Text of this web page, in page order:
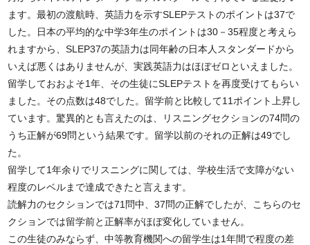
ます。最初の渡航時、英語力を示すSLEPテストのポイントは37で
した。日本の平均的な中学3年生のポイントは30－35程度と考えら
れますから、SLEP37の英語力は同年齢の日本人スタンダードから
いえば悪くはありませんが、実践英語力はほぼゼロといえました。
留学しておおよそ1年、その生徒にSLEPテストを再度受けてもらい
ました。その点数は48でした。留学前と比較して11ポイント上昇し
ています。驚異的とも言えたのは、リスニングセクションの74問の
うち正解が69問という結果です。留学以前のそれの正解は49でし
た。
留学して1年余りでリスニングに関しては、学校生活で支障がない
程度のレベルまで達成できたと言えます。
読解力のセクションでは71問中、37問の正解でしたが、こちらのセ
クションでは留学前と正解率がほぼ変化していません。
この生徒のみならず、中等教育機関への留学生は1年間で程度の差